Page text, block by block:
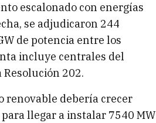
escalonado con energías
se adjudicaron 244
de potencia entre los
incluye centrales del
Resolución 202.
renovable debería crecer
llegar a instalar 7540 MW